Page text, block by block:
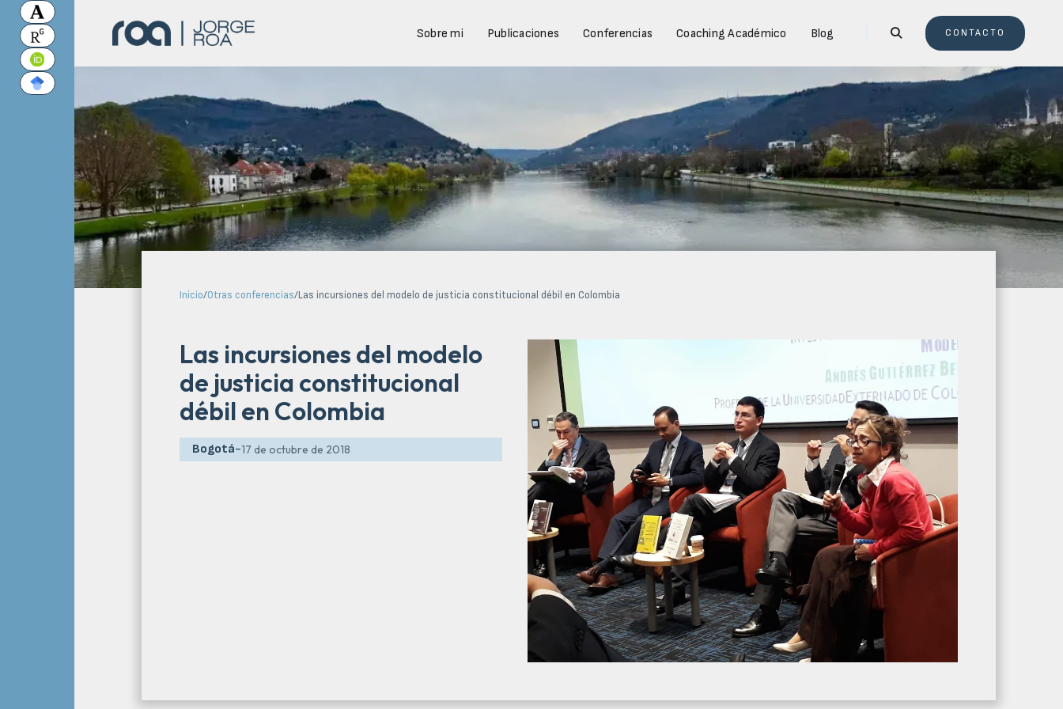
Sobre mi Publicaciones Conferencias Coaching Académico Blog  CONTACTO
Inicio/Otras conferencias/Las incursiones del modelo de justicia constitucional débil en Colombia
Las incursiones del modelo
de justicia constitucional
débil en Colombia
Bogotá-17 de octubre de 2018